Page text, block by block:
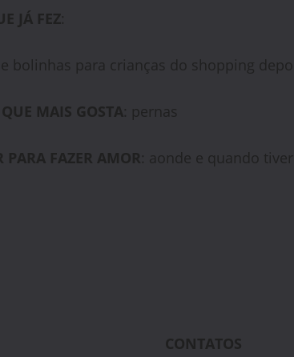
JÁ FEZ:
bolinhas para crianças do shopping
MAIS GOSTA: pernas
FAZER AMOR: aonde e quando
CONTATOS